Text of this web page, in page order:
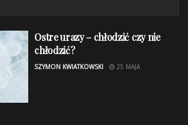
Ostre urazy – chłodzić czy nie
chłodzić?
SZYMON KWIATKOWSKI 25 MAJA